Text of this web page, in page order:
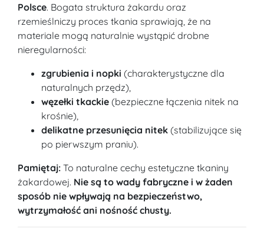
Polsce. Bogata struktura żakardu oraz
rzemieślniczy proces tkania sprawiają, że na
materiale mogą naturalnie wystąpić drobne
nieregularności:
zgrubienia i nopki (charakterystyczne dla
naturalnych przędz),
węzełki tkackie (bezpieczne łączenia nitek na
krośnie),
delikatne przesunięcia nitek (stabilizujące się
po pierwszym praniu).
Pamiętaj: To naturalne cechy estetyczne tkaniny
żakardowej. Nie są to wady fabryczne i w żaden
sposób nie wpływają na bezpieczeństwo,
wytrzymałość ani nośność chusty.